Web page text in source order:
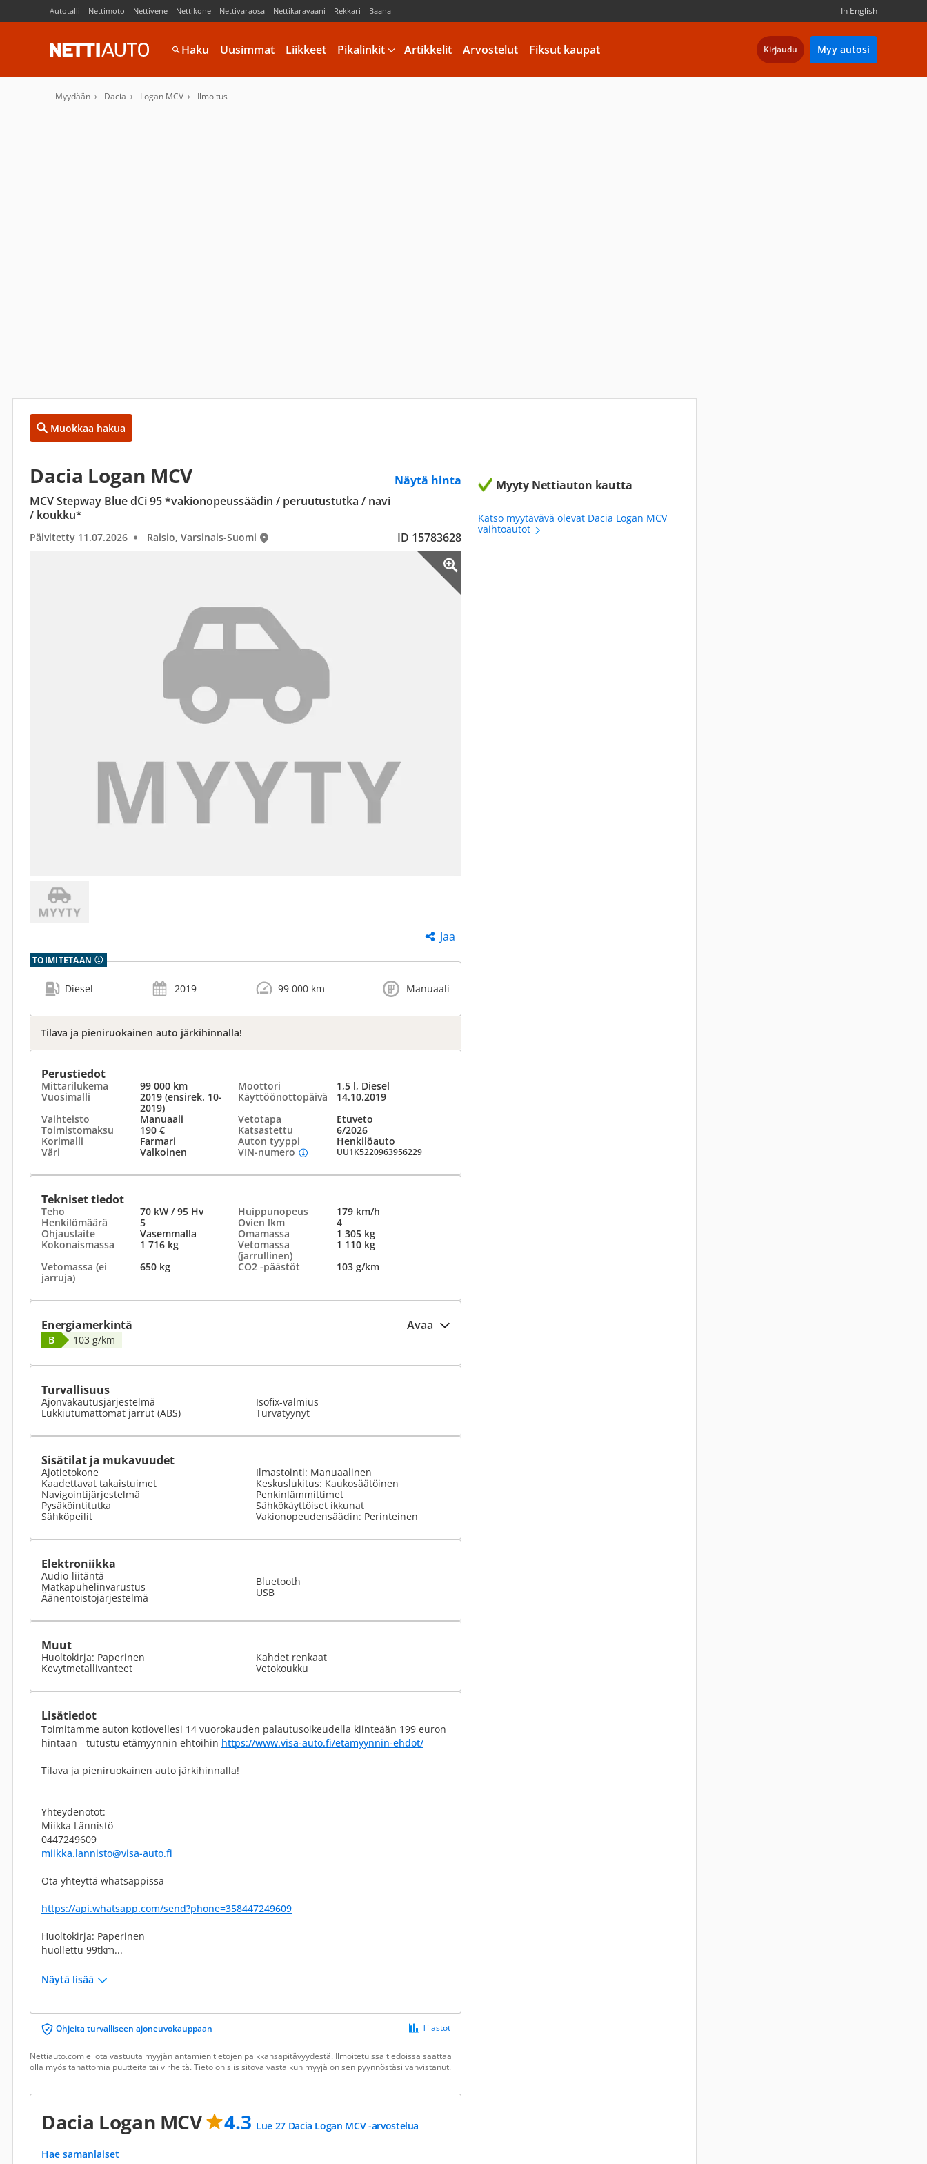
Autotalli Nettimoto Nettivene Nettikone Nettivaraosa Nettikaravaani Rekkari Baana In English
Haku Uusimmat Liikkeet Pikalinkit Artikkelit Arvostelut Fiksut kaupat Kirjaudu Myy autosi
Myydään Dacia Logan MCV Ilmoitus
Muokkaa hakua
Dacia Logan MCV
Näytä hinta
MCV Stepway Blue dCi 95 *vakionopeussäädin / peruutustutka / navi
/ koukku*
Päivitetty 11.07.2026 Raisio, Varsinais-Suomi ID 15783628
Jaa
TOIMITETAAN
Diesel 2019 99 000 km Manuaali
Tilava ja pieniruokainen auto järkihinnalla!
Perustiedot
Mittarilukema 99 000 km Moottori
1,5 l, Diesel
Vuosimalli
2019 (ensirek. 10-
2019)
Käyttöönottopäivä
14.10.2019
Vaihteisto
Manuaali Vetotapa
Etuveto
Toimistomaksu
190 € Katsastettu
6/2026
Korimalli
Farmari Auton tyyppi
Henkilöauto
Väri
Valkoinen VIN-numero UU1K5220963956229
Tekniset tiedot
Teho 70 kW / 95 Hv Huippunopeus
179 km/h
Henkilömäärä
5 Ovien lkm
4
Ohjauslaite
Vasemmalla Omamassa
1 305 kg
Kokonaismassa
1 716 kg
Vetomassa
(jarrullinen)
1 110 kg
Vetomassa (ei
jarruja)
650 kg CO2 -päästöt 103 g/km
Energiamerkintä Avaa
B 103 g/km
Turvallisuus
Ajonvakautusjärjestelmä
Lukkiutumattomat jarrut (ABS)
Isofix-valmius
Turvatyynyt
Sisätilat ja mukavuudet
Ajotietokone
Kaadettavat takaistuimet
Navigointijärjestelmä
Pysäköintitutka
Sähköpeilit
Ilmastointi: Manuaalinen
Keskuslukitus: Kaukosäätöinen
Penkinlämmittimet
Sähkökäyttöiset ikkunat
Vakionopeudensäädin: Perinteinen
Elektroniikka
Audio-liitäntä
Matkapuhelinvarustus
Äänentoistojärjestelmä
Bluetooth
USB
Muut
Huoltokirja: Paperinen
Kevytmetallivanteet
Kahdet renkaat
Vetokoukku
Lisätiedot
Toimitamme auton kotiovellesi 14 vuorokauden palautusoikeudella kiinteään 199 euron
hintaan - tutustu etämyynnin ehtoihin https://www.visa-auto.fi/etamyynnin-ehdot/
Tilava ja pieniruokainen auto järkihinnalla!
Yhteydenotot:
Miikka Lännistö
0447249609
miikka.lannisto@visa-auto.fi
Ota yhteyttä whatsappissa
https://api.whatsapp.com/send?phone=358447249609
Huoltokirja: Paperinen
huollettu 99tkm...
Näytä lisää
Ohjeita turvalliseen ajoneuvokauppaan Tilastot
Nettiauto.com ei ota vastuuta myyjän antamien tietojen paikkansapitävyydestä. Ilmoitetuissa tiedoissa saattaa
olla myös tahattomia puutteita tai virheitä. Tieto on siis sitova vasta kun myyjä on sen pyynnöstäsi vahvistanut.
Dacia Logan MCV 4.3 Lue 27 Dacia Logan MCV -arvostelua
Hae samanlaiset
Myyty Nettiauton kautta
Katso myytävävä olevat Dacia Logan MCV
vaihtoautot